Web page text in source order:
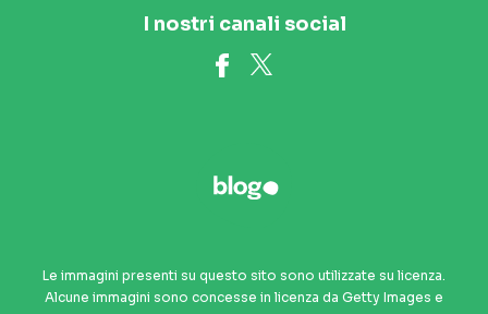
I nostri canali social
Le immagini presenti su questo sito sono utilizzate su licenza.
Alcune immagini sono concesse in licenza da Getty Images e